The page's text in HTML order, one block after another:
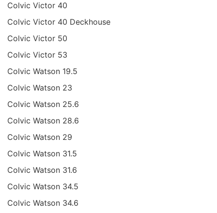
Colvic Victor 40
Colvic Victor 40 Deckhouse
Colvic Victor 50
Colvic Victor 53
Colvic Watson 19.5
Colvic Watson 23
Colvic Watson 25.6
Colvic Watson 28.6
Colvic Watson 29
Colvic Watson 31.5
Colvic Watson 31.6
Colvic Watson 34.5
Colvic Watson 34.6